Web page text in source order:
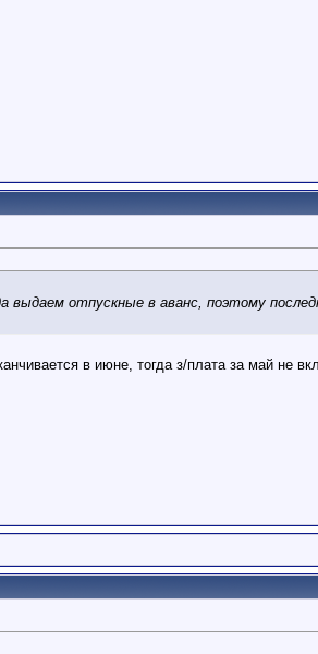
отпускные в аванс, поэтому
в июне, тогда з/плата за май не